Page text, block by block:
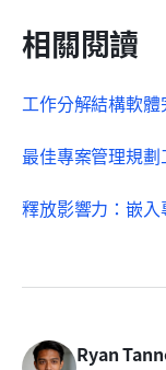
相關閱讀
工作分解結構軟
最佳專案管理規
釋放影響力：嵌
Ryan